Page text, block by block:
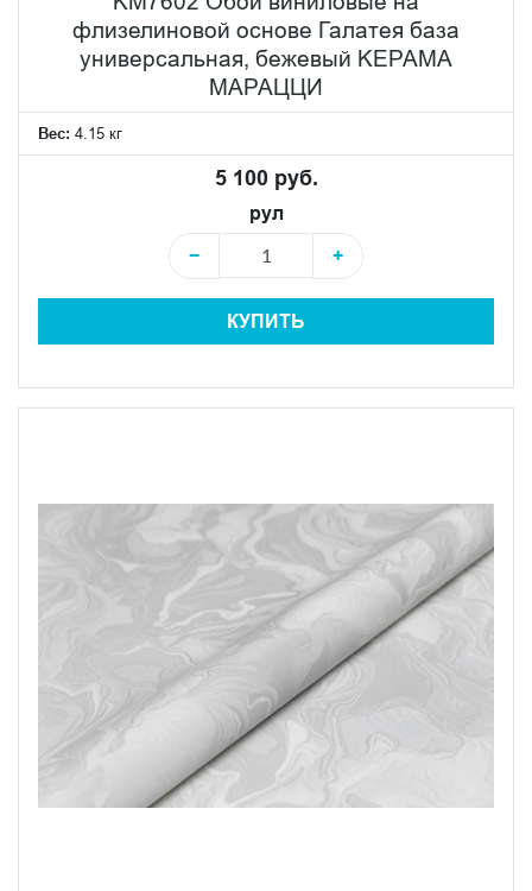
флизелиновой основе Галатея база
универсальная, бежевый KЕРАМА
МАРАЦЦИ
Вес: 4.15 кг
5 100 руб.
рул
−
+
КУПИТЬ